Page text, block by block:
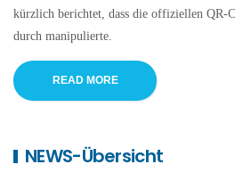
kürzlich berichtet, dass die offiziellen QR-
durch manipulierte.
READ MORE
NEWS-Übersicht